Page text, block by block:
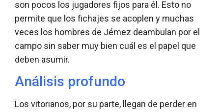
son pocos los jugadores fijos para él. Esto no
permite que los fichajes se acoplen y muchas
veces los hombres de Jémez deambulan por el
campo sin saber muy bien cuál es el papel que
deben asumir.
Análisis profundo
Los vitorianos, por su parte, llegan de perder en